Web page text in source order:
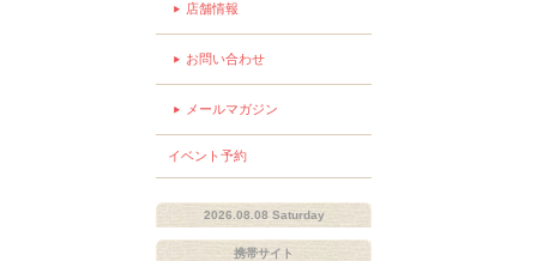
店舗情報
お問い合わせ
メールマガジン
イベント予約
2026.08.08 Saturday
携帯サイト